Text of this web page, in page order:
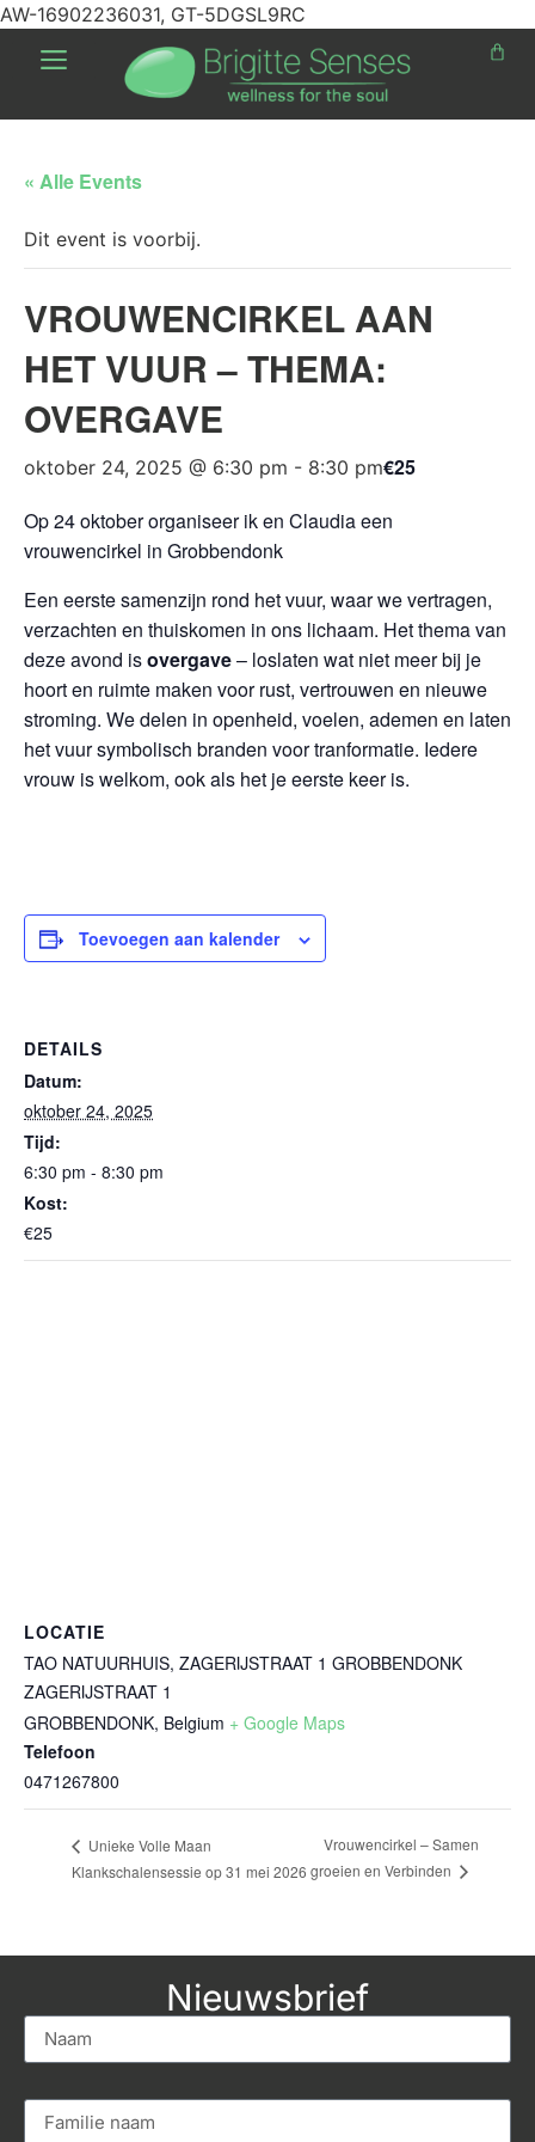
AW-16902236031, GT-5DGSL9RC
« Alle Events
Dit event is voorbij.
VROUWENCIRKEL AAN
HET VUUR – THEMA:
OVERGAVE
oktober 24, 2025 @ 6:30 pm - 8:30 pm€25
Op 24 oktober organiseer ik en Claudia een
vrouwencirkel in Grobbendonk
Een eerste samenzijn rond het vuur, waar we vertragen,
verzachten en thuiskomen in ons lichaam. Het thema van
deze avond isovergave– loslaten wat niet meer bij je
hoort en ruimte maken voor rust, vertrouwen en nieuwe
stroming. We delen in openheid, voelen, ademen en laten
het vuur symbolisch branden voor tranformatie. Iedere
vrouw is welkom, ook als het je eerste keer is.
Toevoegen aan kalender
DETAILS
Datum:
oktober 24, 2025
Tijd:
6:30 pm - 8:30 pm
Kost:
€25
LOCATIE
TAO NATUURHUIS, ZAGERIJSTRAAT 1 GROBBENDONK
ZAGERIJSTRAAT 1
GROBBENDONK, Belgium + Google Maps
Telefoon
0471267800
Unieke Volle Maan
Klankschalensessie op 31 mei 2026
Vrouwencirkel – Samen
groeien en Verbinden
Nieuwsbrief